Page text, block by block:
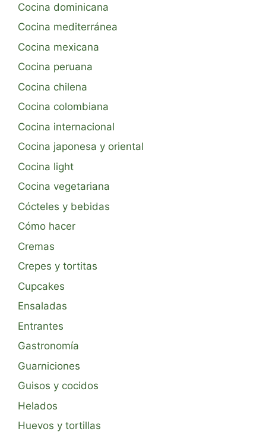
Cocina dominicana
Cocina mediterránea
Cocina mexicana
Cocina peruana
Cocina chilena
Cocina colombiana
Cocina internacional
Cocina japonesa y oriental
Cocina light
Cocina vegetariana
Cócteles y bebidas
Cómo hacer
Cremas
Crepes y tortitas
Cupcakes
Ensaladas
Entrantes
Gastronomía
Guarniciones
Guisos y cocidos
Helados
Huevos y tortillas